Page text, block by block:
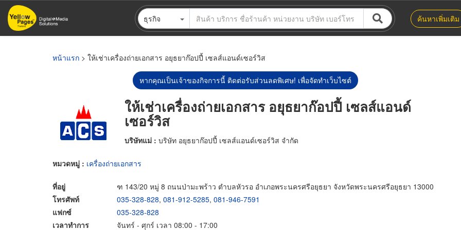
ข้าม
ไป
ธุรกิจ ค้นหาเพิ่มเติม
หน้าแรก > ให้เช่าเครื่องถ่ายเอกสาร อยุธยาก๊อปปี้ เซลส์แอนด์เซอร์วิส
หากคุณเป็นเจ้าของกิจการนี้ ติดต่อรับส่วนลดพิเศษ! เพื่อจัดทำเว็บไซต์
ให้เช่าเครื่องถ่ายเอกสาร อยุธยาก๊อปปี้ เซลส์แอนด์
เซอร์วิส
บริษัทแม่ : บริษัท อยุธยาก๊อปปี้ เซลส์แอนด์เซอร์วิส จำกัด
หมวดหมู่ : เครื่องถ่ายเอกสาร
ที่อยู่
ฑ 143/20 หมู่ 8 ถนนป่ามะพร้าว ตำบลหัวรอ อำเภอพระนครศรีอยุธยา จังหวัดพระนครศรีอยุธยา 13000
โทรศัพท์
035-328-828, 081-912-5285, 081-946-7591
แฟกซ์
035-328-828
เวลาทำการ
จันทร์ - ศุกร์ เวลา 08:00 - 17:00